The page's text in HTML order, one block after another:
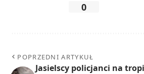
0
POPRZEDNI ARTYKUŁ
Jasielscy policjanci na